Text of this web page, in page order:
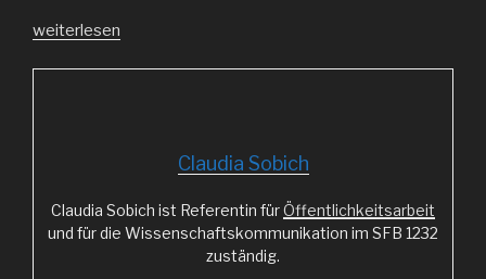
„Das
weiterlesen
Claudia Sobich
Claudia Sobich ist Referentin fürÖffentlichkeitsarbeit
und für die Wissenschaftskommunikation im SFB 1232
zuständig.